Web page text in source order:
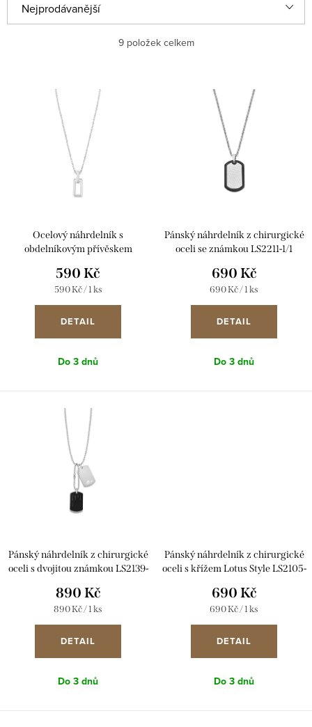
a
Nejprodávanější
Abecedně
9položek celkem
Ocelový náhrdelník s
obdelníkovým přívěskem
590 Kč
Měrná
cena:
590 Kč / 1 ks
DETAIL
Do 3 dnů
Pánský náhrdelník z chirurgické
oceli se známkou LS2211-1/1
690 Kč
Měrná
cena:
690 Kč / 1 ks
DETAIL
Do 3 dnů
Pánský náhrdelník z chirurgické
oceli s dvojitou známkou LS2139-
890 Kč
Měrná
890 Kč / 1 ks
DETAIL
Do 3 dnů
Pánský náhrdelník z chirurgické
oceli s křížem Lotus Style LS2105-
690 Kč
Měrná
690 Kč / 1 ks
DETAIL
Do 3 dnů